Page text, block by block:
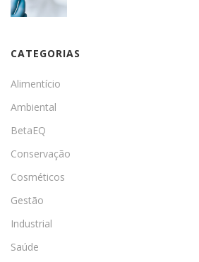
CATEGORIAS
Alimentício
Ambiental
BetaEQ
Conservação
Cosméticos
Gestão
Industrial
Saúde